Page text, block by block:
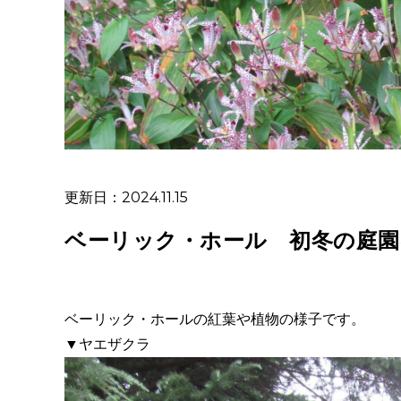
更新日：2024.11.15
ベーリック・ホール 初冬の庭
ベーリック・ホールの紅葉や植物の様子です。
▼ヤエザクラ